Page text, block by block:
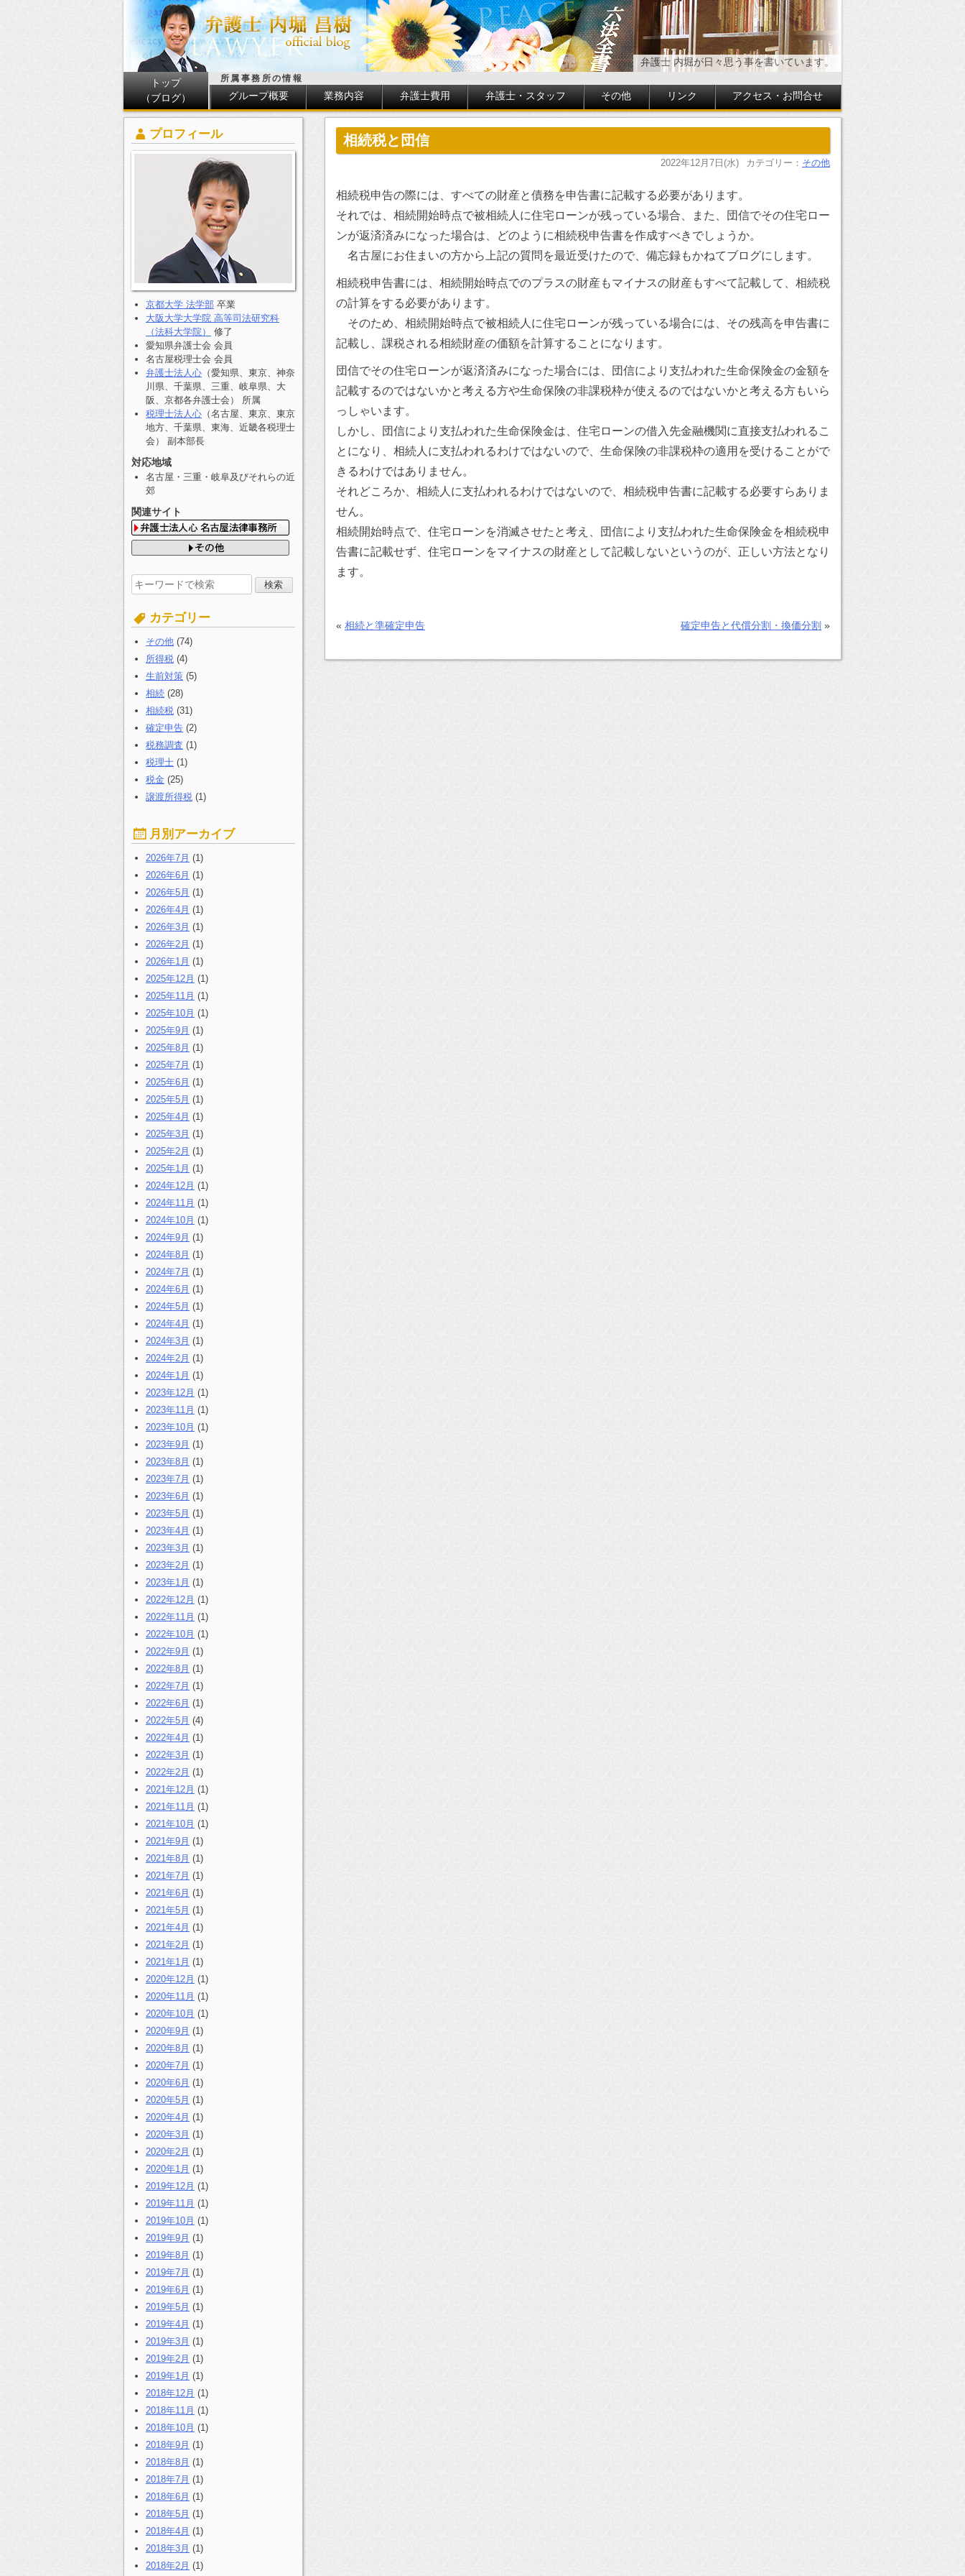
弁護士 内堀が日々思う事を書いています。
トップ
（ブログ）
所属事務所の情報
グループ概要 業務内容 弁護士費用 弁護士・スタッフ その他 リンク アクセス・お問合せ
相続税と団信
2022年12月7日(水) カテゴリー： その他
相続税申告の際には、すべての財産と債務を申告書に記載する必要があります。
それでは、相続開始時点で被相続人に住宅ローンが残っている場合、また、団信でその住宅ロー
ンが返済済みになった場合は、どのように相続税申告書を作成すべきでしょうか。
名古屋にお住まいの方から上記の質問を最近受けたので、備忘録もかねてブログにします。
相続税申告書には、相続開始時点でのプラスの財産もマイナスの財産もすべて記載して、相続税
の計算をする必要があります。
そのため、相続開始時点で被相続人に住宅ローンが残っている場合には、その残高を申告書に
記載し、課税される相続財産の価額を計算することになります。
団信でその住宅ローンが返済済みになった場合には、団信により支払われた生命保険金の金額を
記載するのではないかと考える方や生命保険の非課税枠が使えるのではないかと考える方もいら
っしゃいます。
しかし、団信により支払われた生命保険金は、住宅ローンの借入先金融機関に直接支払われるこ
とになり、相続人に支払われるわけではないので、生命保険の非課税枠の適用を受けることがで
きるわけではありません。
それどころか、相続人に支払われるわけではないので、相続税申告書に記載する必要すらありま
せん。
相続開始時点で、住宅ローンを消滅させたと考え、団信により支払われた生命保険金を相続税申
告書に記載せず、住宅ローンをマイナスの財産として記載しないというのが、正しい方法となり
ます。
« 相続と準確定申告 確定申告と代償分割・換価分割 »
プロフィール
京都大学 法学部 卒業
大阪大学大学院 高等司法研究科
（法科大学院）
修了
愛知県弁護士会 会員
名古屋税理士会 会員
弁護士法人心 （愛知県、東京、神奈
川県、千葉県、三重、岐阜県、大
阪、京都各弁護士会） 所属
税理士法人心 （名古屋、東京、東京
地方、千葉県、東海、近畿各税理士
会） 副本部長
対応地域
名古屋・三重・岐阜及びそれらの近
郊
関連サイト
検
索
す
る:
カテゴリー
その他 (74)
所得税 (4)
生前対策 (5)
相続 (28)
相続税 (31)
確定申告 (2)
税務調査 (1)
税理士 (1)
税金 (25)
譲渡所得税 (1)
月別アーカイブ
2026年7月 (1)
2026年6月 (1)
2026年5月 (1)
2026年4月 (1)
2026年3月 (1)
2026年2月 (1)
2026年1月 (1)
2025年12月 (1)
2025年11月 (1)
2025年10月 (1)
2025年9月 (1)
2025年8月 (1)
2025年7月 (1)
2025年6月 (1)
2025年5月 (1)
2025年4月 (1)
2025年3月 (1)
2025年2月 (1)
2025年1月 (1)
2024年12月 (1)
2024年11月 (1)
2024年10月 (1)
2024年9月 (1)
2024年8月 (1)
2024年7月 (1)
2024年6月 (1)
2024年5月 (1)
2024年4月 (1)
2024年3月 (1)
2024年2月 (1)
2024年1月 (1)
2023年12月 (1)
2023年11月 (1)
2023年10月 (1)
2023年9月 (1)
2023年8月 (1)
2023年7月 (1)
2023年6月 (1)
2023年5月 (1)
2023年4月 (1)
2023年3月 (1)
2023年2月 (1)
2023年1月 (1)
2022年12月 (1)
2022年11月 (1)
2022年10月 (1)
2022年9月 (1)
2022年8月 (1)
2022年7月 (1)
2022年6月 (1)
2022年5月 (4)
2022年4月 (1)
2022年3月 (1)
2022年2月 (1)
2021年12月 (1)
2021年11月 (1)
2021年10月 (1)
2021年9月 (1)
2021年8月 (1)
2021年7月 (1)
2021年6月 (1)
2021年5月 (1)
2021年4月 (1)
2021年2月 (1)
2021年1月 (1)
2020年12月 (1)
2020年11月 (1)
2020年10月 (1)
2020年9月 (1)
2020年8月 (1)
2020年7月 (1)
2020年6月 (1)
2020年5月 (1)
2020年4月 (1)
2020年3月 (1)
2020年2月 (1)
2020年1月 (1)
2019年12月 (1)
2019年11月 (1)
2019年10月 (1)
2019年9月 (1)
2019年8月 (1)
2019年7月 (1)
2019年6月 (1)
2019年5月 (1)
2019年4月 (1)
2019年3月 (1)
2019年2月 (1)
2019年1月 (1)
2018年12月 (1)
2018年11月 (1)
2018年10月 (1)
2018年9月 (1)
2018年8月 (1)
2018年7月 (1)
2018年6月 (1)
2018年5月 (1)
2018年4月 (1)
2018年3月 (1)
2018年2月 (1)